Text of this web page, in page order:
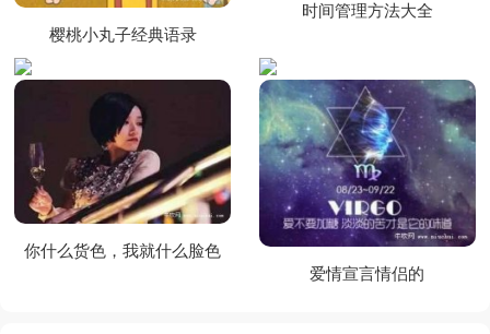
樱桃小丸子经典语录
时间管理方法大全
你什么货色，我就什么脸色
爱情宣言情侣的